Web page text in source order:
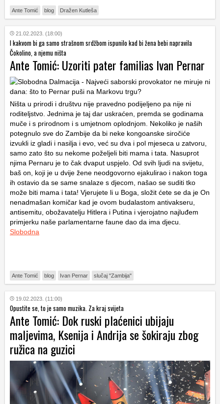
Ante Tomić blog Dražen Kutleša
21.02.2023. (18:00)
I kakvom bi ga samo strašnom srdžbom ispunilo kad bi žena bebi napravila
Čokolino, a njemu ništa
Ante Tomić: Uzoriti pater familias Ivan Pernar
Ništa u prirodi i društvu nije pravedno podijeljeno pa nije ni
roditeljstvo. Jednima je taj dar uskraćen, premda se godinama
muče i s prirodnom i s umjetnom oplodnjom. Nekoliko je naših
potegnulo sve do Zambije da bi neke kongoanske siročiće
izvukli iz gladi i nasilja i evo, već su dva i pol mjeseca u zatvoru,
samo zato što su nekome poželjeli biti mama i tata. Nasuprot
njima Pernaru je to čak dvaput uspjelo. Od svih ljudi na svijetu,
baš on, koji je u dvije žene neodgovorno ejakulirao i nakon toga
ih ostavio da se same snalaze s djecom, našao se suditi tko
može biti mama i tata! Vjerujete li u Boga, složit ćete se da je On
nenadmašan komičar kad je ovom budalastom antivakseru,
antisemitu, obožavatelju Hitlera i Putina i vjerojatno najluđem
primjerku naše parlamentarne faune dao da ima djecu.
Slobodna
Ante Tomić blog Ivan Pernar slučaj "Zambija"
19.02.2023. (11:00)
Opustite se, to je samo muzika. Za kraj svijeta
Ante Tomić: Dok ruski plaćenici ubijaju
maljevima, Ksenija i Andrija se šokiraju zbog
ružica na guzici